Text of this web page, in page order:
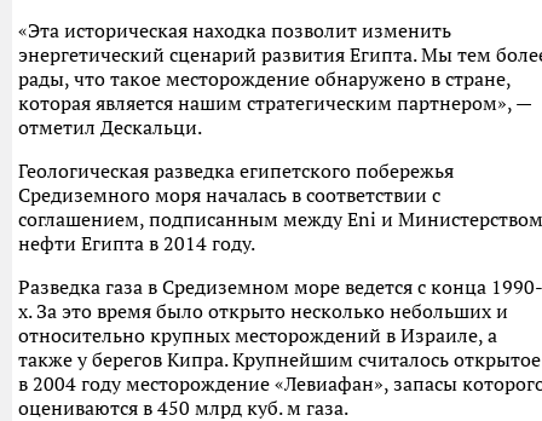
«Эта историческая находка позволит изменить
энергетический сценарий развития Египта. Мы тем
рады, что такое месторождение обнаружено в стране,
которая является нашим стратегическим партнером», —
отметил Дескальци.
Геологическая разведка египетского побережья
Средиземного моря началась в соответствии с
соглашением, подписанным между Eni и Министерством
нефти Египта в 2014 году.
Разведка газа в Средиземном море ведется с конца 1990-
х. За это время было открыто несколько небольших и
относительно крупных месторождений в Израиле, а
также у берегов Кипра. Крупнейшим считалось открытое
в 2004 году месторождение «Левиафан», запасы
оцениваются в 450 млрд куб. м газа.